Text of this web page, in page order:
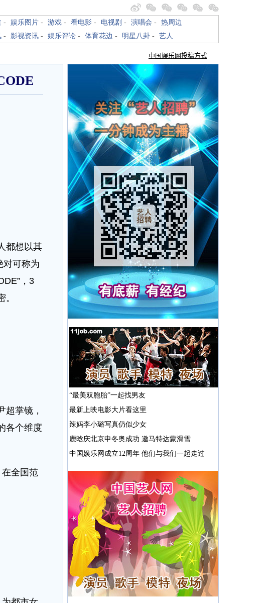
- 娱乐图片 - 游戏 - 看电影 - 电视剧 - 演唱会 - 热周边
- 影视资讯 - 娱乐评论 - 体育花边 - 明星八卦 - 艺人
都想以其
对可称为
，3
掌镜，
各个维度
全国范